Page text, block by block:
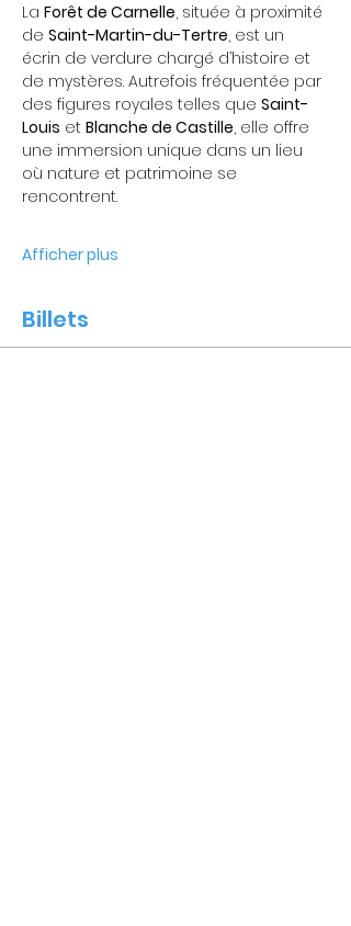
La Forêt de Carnelle, située à proximité
de Saint-Martin-du-Tertre, est un
écrin de verdure chargé d’histoire et
de mystères. Autrefois fréquentée par
des figures royales telles que Saint-
Louis et Blanche de Castille, elle offre
une immersion unique dans un lieu
où nature et patrimoine se
rencontrent.
Afficher plus
Billets